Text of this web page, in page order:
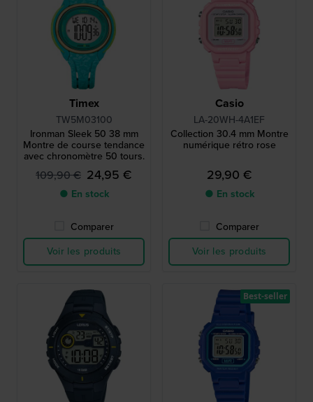
Timex
TW5M03100
Ironman Sleek 50 38 mm
Montre de course tendance
avec chronomètre 50 tours.
109,90 € 24,95 €
● En stock
Comparer
Voir les produits
Casio
LA-20WH-4A1EF
Collection 30.4 mm Montre
numérique rétro rose
29,90 €
● En stock
Comparer
Voir les produits
Best-seller